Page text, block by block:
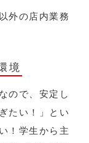
外の店内業務
境
ので、安定し
たい！」とい
！学生から主